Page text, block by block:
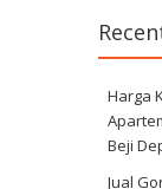
Harga
Beji
Jual